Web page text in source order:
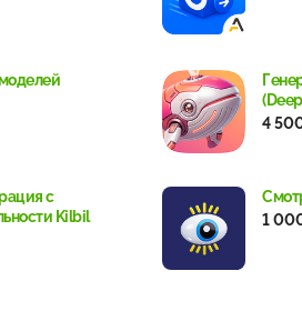
4
с
Kilbil
1